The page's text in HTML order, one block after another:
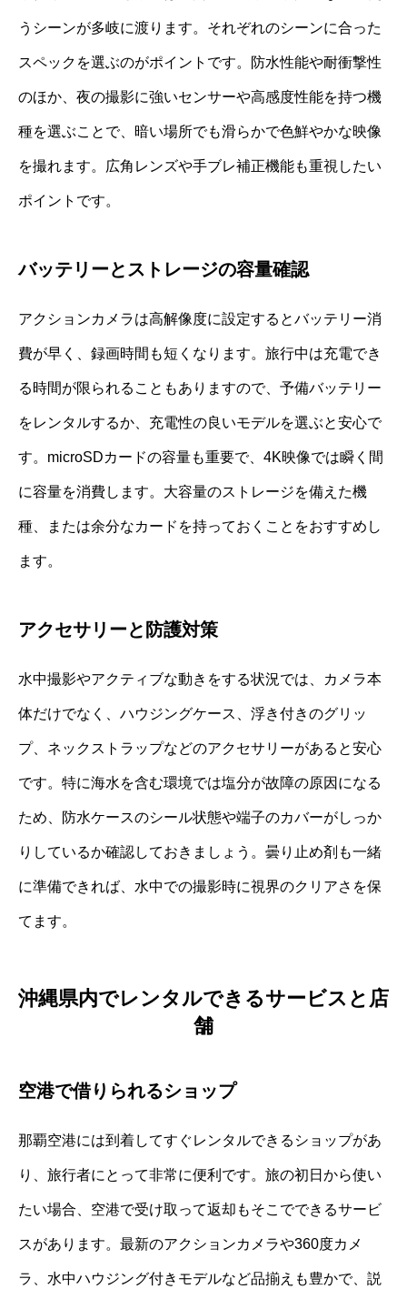
うシーンが多岐に渡ります。それぞれのシーンに合った
スペックを選ぶのがポイントです。防水性能や耐衝撃性
のほか、夜の撮影に強いセンサーや高感度性能を持つ機
種を選ぶことで、暗い場所でも滑らかで色鮮やかな映像
を撮れます。広角レンズや手ブレ補正機能も重視したい
ポイントです。
バッテリーとストレージの容量確認
アクションカメラは高解像度に設定するとバッテリー消
費が早く、録画時間も短くなります。旅行中は充電でき
る時間が限られることもありますので、予備バッテリー
をレンタルするか、充電性の良いモデルを選ぶと安心で
す。microSDカードの容量も重要で、4K映像では瞬く間
に容量を消費します。大容量のストレージを備えた機
種、または余分なカードを持っておくことをおすすめし
ます。
アクセサリーと防護対策
水中撮影やアクティブな動きをする状況では、カメラ本
体だけでなく、ハウジングケース、浮き付きのグリッ
プ、ネックストラップなどのアクセサリーがあると安心
です。特に海水を含む環境では塩分が故障の原因になる
ため、防水ケースのシール状態や端子のカバーがしっか
りしているか確認しておきましょう。曇り止め剤も一緒
に準備できれば、水中での撮影時に視界のクリアさを保
てます。
沖縄県内でレンタルできるサービスと店
舗
空港で借りられるショップ
那覇空港には到着してすぐレンタルできるショップがあ
り、旅行者にとって非常に便利です。旅の初日から使い
たい場合、空港で受け取って返却もそこでできるサービ
スがあります。最新のアクションカメラや360度カメ
ラ、水中ハウジング付きモデルなど品揃えも豊かで、説